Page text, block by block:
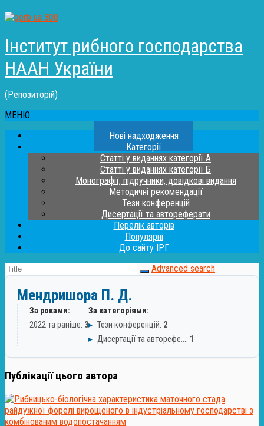
Інститут рибного господарства
НААН України
(Репозиторій)
МЕНЮ
Нові надходження
Категорії
Статті у виданнях категорії А
Статті у виданнях категорії Б
Монографії, підручники, довідкові видання
Методичні рекомендації
Тези конференцій
Дисертації та автореферати
Перелік авторів
Популярні
До сайту ІРГ
Advanced search
Мендришора П. Д.
За роками:
2022 та раніше: 3
За категоріями:
▸ Тези конференцій: 2
▸ Дисертації та авторефе…: 1
Публікації цього автора